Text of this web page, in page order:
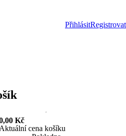
PřihlásitRegistrovat
KčAktuální cena košíku
Kč
Aktuální cena košíku